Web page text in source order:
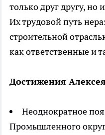
только друг другу, но
Их трудовой путь
строительной
как ответственные и
Достижения
Неоднократное
Промышленного